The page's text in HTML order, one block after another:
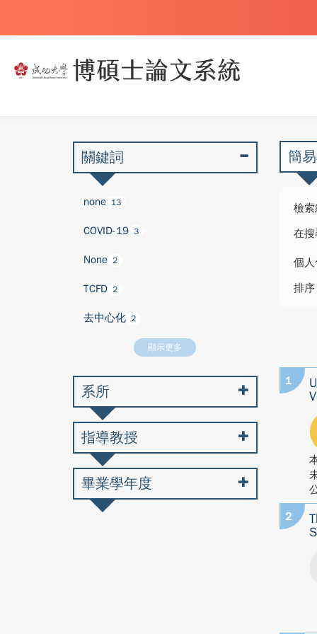
簡
檢
在搜
個人
排序
1
2
關鍵詞
none 13
COVID-19 3
None 2
TCFD 2
去中心化 2
顯示更多
系所
指導教授
畢業學年度